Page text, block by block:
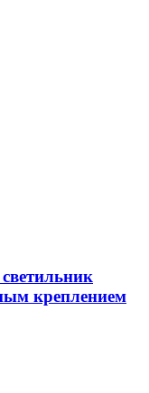
креплением